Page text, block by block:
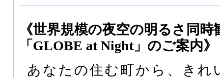
《世界規模の夜空の明るさ同
「GLOBE at Night」のご案内》
あなたの住む町から、きれ